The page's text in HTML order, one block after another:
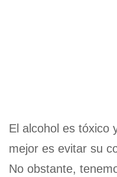
El alcohol es tóxico
mejor es evitar su
No obstante,